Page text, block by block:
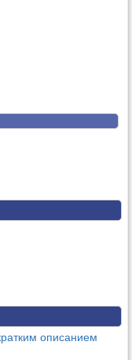
описанием